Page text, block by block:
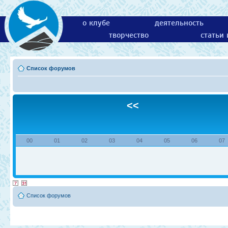
о клубе
деятельность
творчество
Список форумов
<<
00 01 02 03 04 05 06 07
Список форумов